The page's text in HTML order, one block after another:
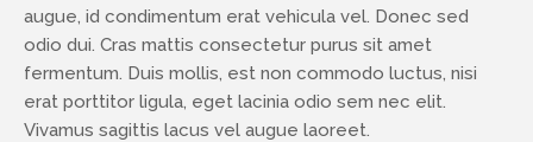
augue, id condimentum erat vehicula vel. Donec sed
odio dui. Cras mattis consectetur purus sit amet
fermentum. Duis mollis, est non commodo luctus, nisi
erat porttitor ligula, eget lacinia odio sem nec elit.
Vivamus sagittis lacus vel augue laoreet.